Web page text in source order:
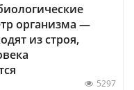
организма —
из строя,
5297